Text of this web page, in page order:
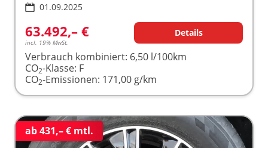
01.09.2025
63.492,– €
incl. 19% MwSt.
Details
Verbrauch kombiniert: 6,50 l/100km
CO2-Klasse: F
CO2-Emissionen: 171,00 g/km
ab 431,– € mtl.